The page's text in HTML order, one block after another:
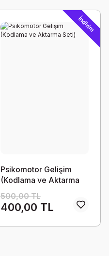
İndirim
Psikomotor Gelişim
(Kodlama ve Aktarma
500,00 TL
400,00 TL